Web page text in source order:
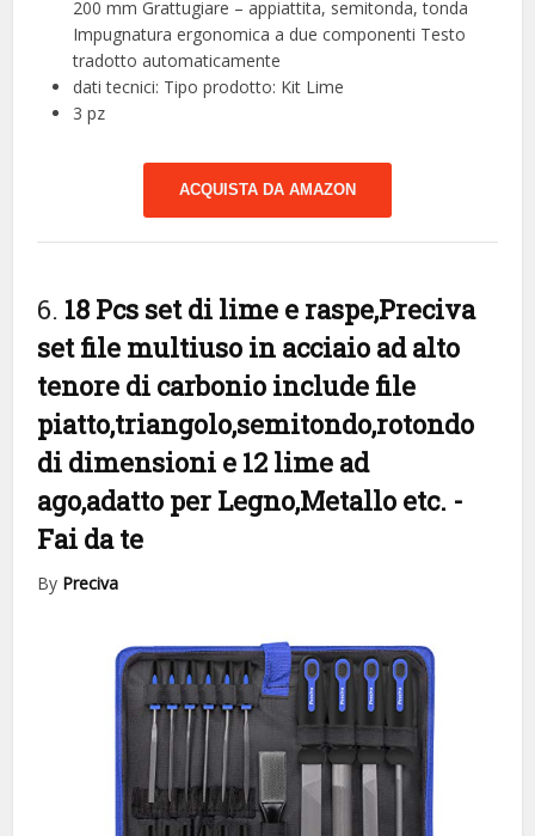
200 mm Grattugiare – appiattita, semitonda, tonda
Impugnatura ergonomica a due componenti Testo
tradotto automaticamente
dati tecnici: Tipo prodotto: Kit Lime
3 pz
ACQUISTA DA AMAZON
6. 18 Pcs set di lime e raspe,Preciva
set file multiuso in acciaio ad alto
tenore di carbonio include file
piatto,triangolo,semitondo,rotondo
di dimensioni e 12 lime ad
ago,adatto per Legno,Metallo etc. -
Fai da te
By Preciva